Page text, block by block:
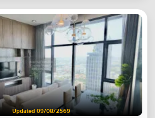
Updated 09/08/2569